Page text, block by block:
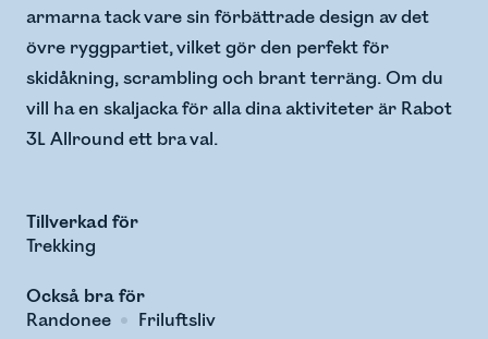
armarna tack vare sin förbättrade design av det
övre ryggpartiet, vilket gör den perfekt för
skidåkning, scrambling och brant terräng. Om du
vill ha en skaljacka för alla dina aktiviteter är Rabot
3L Allround ett bra val.
Tillverkad för
Trekking
Också bra för
Randonee
Friluftsliv